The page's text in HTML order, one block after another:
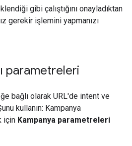
gibi çalıştığını onayladıktan
gerekir işlemini yapmanızı
parametreleri
bağlı olarak URL'de intent ve
kullanın: Kampanya
için Kampanya parametreleri